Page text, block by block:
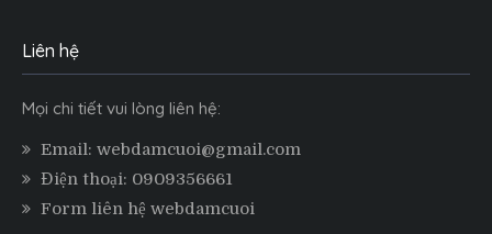
Liên hệ
Mọi chi tiết vui lòng liên hệ:
Email: webdamcuoi@gmail.com
Điện thoại: 0909356661
Form liên hệ webdamcuoi